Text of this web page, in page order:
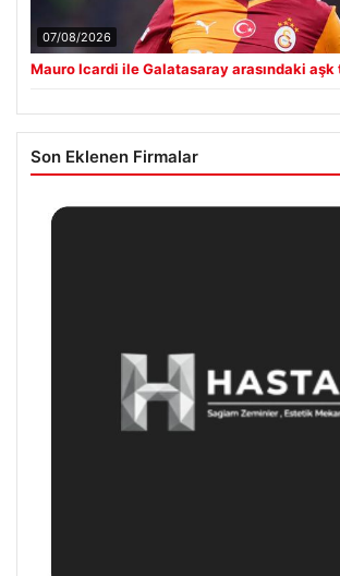
07/08/2026
Mauro Icardi ile Galatasaray arasındaki
Son Eklenen Firmalar